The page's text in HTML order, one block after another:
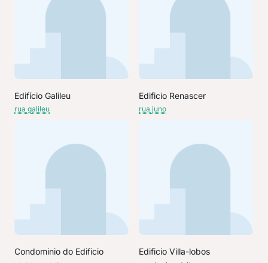
Edifício Galileu
rua galileu
Edificio Renascer
rua juno
Condominio do Edificio
Edificio Villa-lobos